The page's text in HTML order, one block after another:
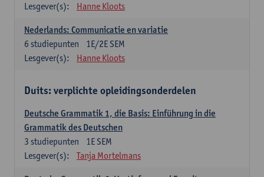
Lesgever(s):
Hanne Kloots
Nederlands: Communicatie en variatie
1E/2E SEM
6 studiepunten
Lesgever(s):
Hanne Kloots
Duits: verplichte opleidingsonderdelen
Deutsche Grammatik 1, die Basis: Einführung in die
Grammatik des Deutschen
1E SEM
3 studiepunten
Lesgever(s):
Tanja Mortelmans